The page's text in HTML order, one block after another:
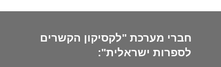
חברי מערכת "לקסיקון הקשרים
לספרות ישראלית":